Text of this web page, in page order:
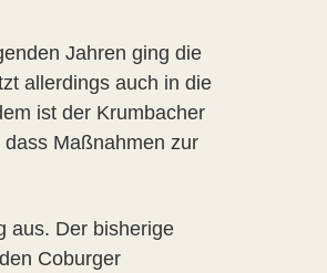
Jahren ging die
allerdings auch in die
ist der Krumbacher
Maßnahmen zur
aus. Der bisherige
Coburger